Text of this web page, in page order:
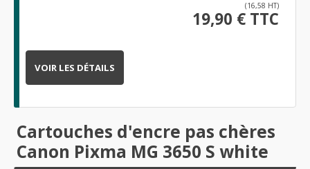
(16,58 HT)
19,90 € TTC
VOIR LES DÉTAILS
Cartouches d'encre pas chères
Canon Pixma MG 3650 S white